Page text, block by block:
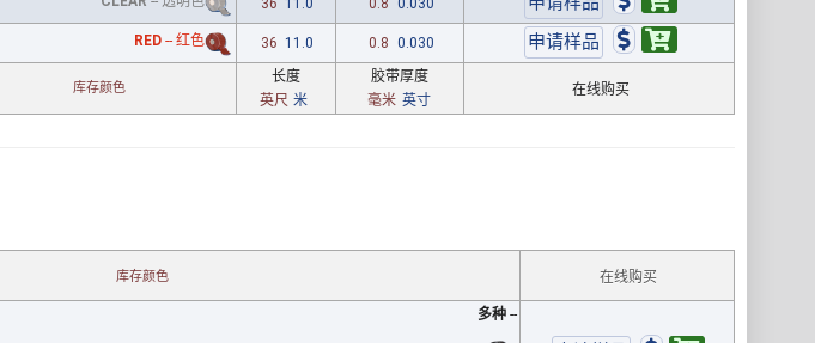
36 11.0 0.8 0.030
RED -- 红色 36 11.0 0.8 0.030
库存颜色
长度
英尺 米
胶带厚度
毫米 英寸
在线购买
库存颜色 在线购买
多种 --